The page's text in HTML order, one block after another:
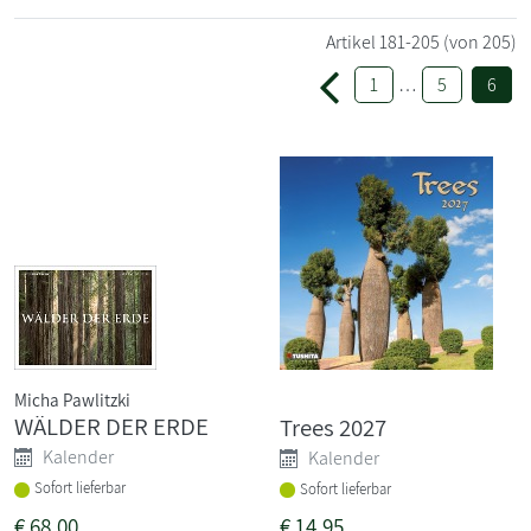
Artikel181-205 (von 205)
1
… 5 6
Micha Pawlitzki
WÄLDER DER ERDE
Kalender
Sofort lieferbar
Trees 2027
Kalender
Sofort lieferbar